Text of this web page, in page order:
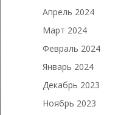
Апрель 2024
Март 2024
Февраль 2024
Январь 2024
Декабрь 2023
Ноябрь 2023